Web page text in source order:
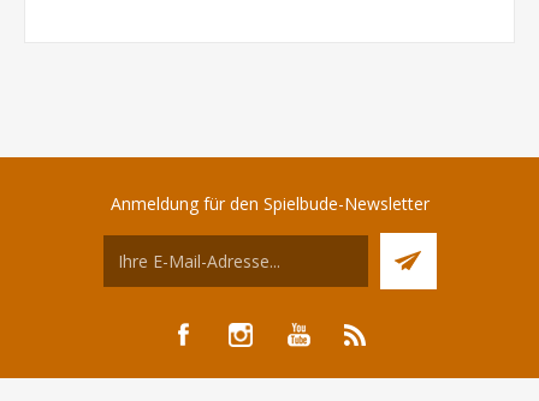
Anmeldung für den Spielbude-Newsletter